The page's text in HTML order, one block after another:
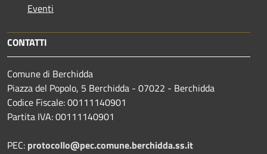
Eventi
CONTATTI
Comune di Berchidda
Piazza del Popolo, 5 Berchidda - 07022 - Berchidda
Codice Fiscale: 00111140901
Partita IVA: 00111140901
PEC: protocollo@pec.comune.berchidda.ss.it